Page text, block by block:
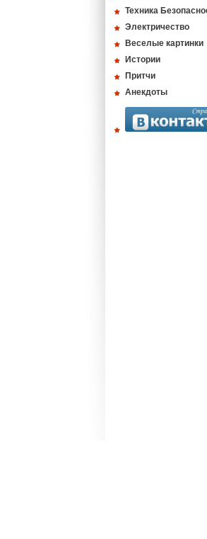
Техника
Электричество
Веселые картинки
Истории
Притчи
Анекдоты